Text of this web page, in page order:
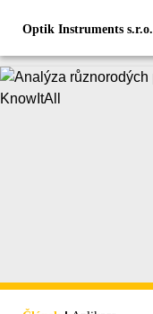
Optik Instruments s.r.o.